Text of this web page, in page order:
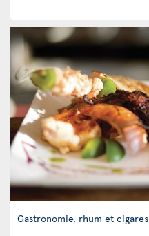
Gastronomie, rhum et cigares